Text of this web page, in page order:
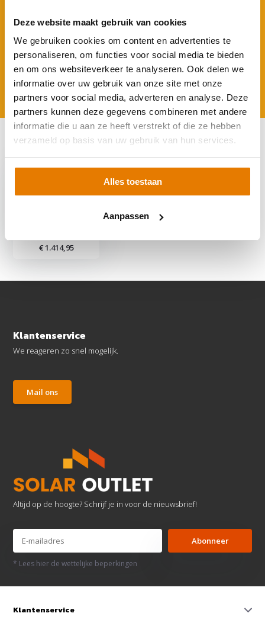
Deze website maakt gebruik van cookies
We gebruiken cookies om content en advertenties te
personaliseren, om functies voor social media te bieden
en om ons websiteverkeer te analyseren. Ook delen we
informatie over uw gebruik van onze site met onze
partners voor social media, adverteren en analyse. Deze
partners kunnen deze gegevens combineren met andere
informatie die u aan ze heeft verstrekt of die ze hebben
verzameld op basis van uw gebruik van hun services.
Alles toestaan
Aanpassen
batterijmodule
€ 1.690,-
Recent bekeken
€ 1.414,95
Klantenservice
We reageren zo snel mogelijk.
Mail ons
Altijd op de hoogte? Schrijf je in voor de nieuwsbrief!
Abonneer
* Lees hier de wettelijke beperkingen
Klantenservice